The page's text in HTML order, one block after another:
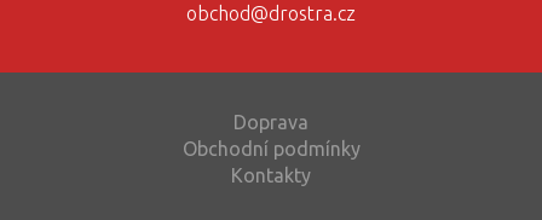
obchod@drostra.cz
Doprava
Obchodní podmínky
Kontakty